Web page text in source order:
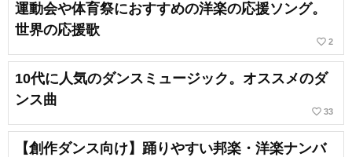
運動会や体育祭におすすめの洋楽の応援ソング。
世界の応援歌
favorite_border 2
10代に人気のダンスミュージック。オススメのダ
ンス曲
favorite_border 33
【創作ダンス向け】踊りやすい邦楽・洋楽ナンバ